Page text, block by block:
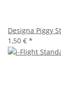
Designa Piggy
1,50 € *